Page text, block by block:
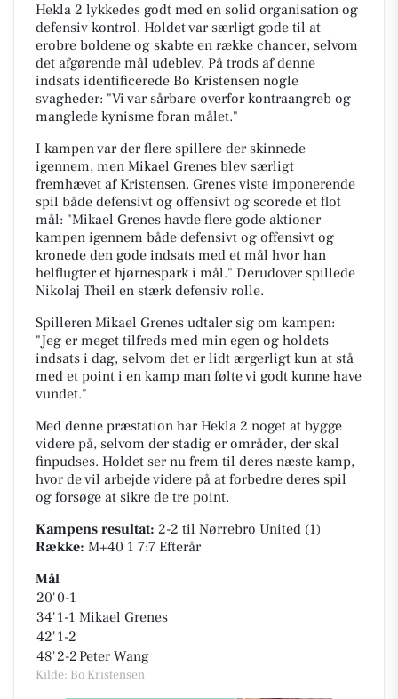
Hekla 2 lykkedes godt med en solid organisation og
defensiv kontrol. Holdet var særligt gode til at
erobre boldene og skabte en række chancer, selvom
det afgørende mål udeblev. På trods af denne
indsats identificerede Bo Kristensen nogle
svagheder: "Vi var sårbare overfor kontraangreb og
manglede kynisme foran målet."
I kampen var der flere spillere der skinnede
igennem, men Mikael Grenes blev særligt
fremhævet af Kristensen. Grenes viste imponerende
spil både defensivt og offensivt og scorede et flot
mål: "Mikael Grenes havde flere gode aktioner
kampen igennem både defensivt og offensivt og
kronede den gode indsats med et mål hvor han
helflugter et hjørnespark i mål." Derudover spillede
Nikolaj Theil en stærk defensiv rolle.
Spilleren Mikael Grenes udtaler sig om kampen:
"Jeg er meget tilfreds med min egen og holdets
indsats i dag, selvom det er lidt ærgerligt kun at stå
med et point i en kamp man følte vi godt kunne have
vundet."
Med denne præstation har Hekla 2 noget at bygge
videre på, selvom der stadig er områder, der skal
finpudses. Holdet ser nu frem til deres næste kamp,
hvor de vil arbejde videre på at forbedre deres spil
og forsøge at sikre de tre point.
Kampens resultat: 2-2 til Nørrebro United (1)
Række: M+40 1 7:7 Efterår
Mål
20'0-1
34'1-1 Mikael Grenes
42'1-2
48'2-2 Peter Wang
Kilde: Bo Kristensen